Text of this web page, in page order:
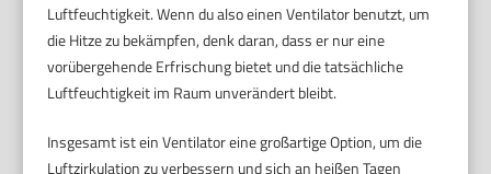
Luftfeuchtigkeit. Wenn du also einen Ventilator benutzt, um
die Hitze zu bekämpfen, denk daran, dass er nur eine
vorübergehende Erfrischung bietet und die tatsächliche
Luftfeuchtigkeit im Raum unverändert bleibt.
Insgesamt ist ein Ventilator eine großartige Option, um die
Luftzirkulation zu verbessern und sich an heißen Tagen